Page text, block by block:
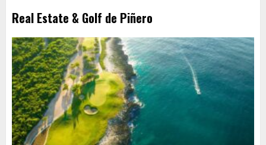
Real Estate & Golf de Piñero